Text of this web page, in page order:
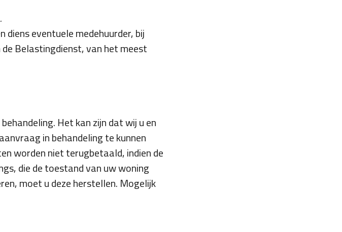
eventuele medehuurder, bij
Belastingdienst, van het meest
Het kan zijn dat wij u en
in behandeling te kunnen
worden niet terugbetaald, indien de
die de toestand van uw woning
moet u deze herstellen. Mogelijk